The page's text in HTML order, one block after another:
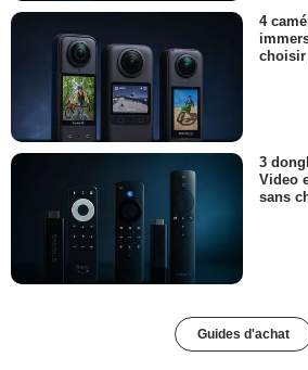
4
choisir
3
Video
sans
Guides d'achat